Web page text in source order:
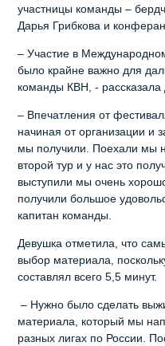
участницы команды –
Дарья Грибкова и
– Участие в
было крайне важно для
команды КВН, - рассказала
– Впечатления от
начиная от организации и
мы получили. Поехали мы
второй тур и у нас это
выступили мы очень
получили большое
капитан команды.
Девушка отметила, что
выбор материала,
составлял всего 5,5 минут.
– Нужно было сделать
материала, который мы
разных лигах по России.